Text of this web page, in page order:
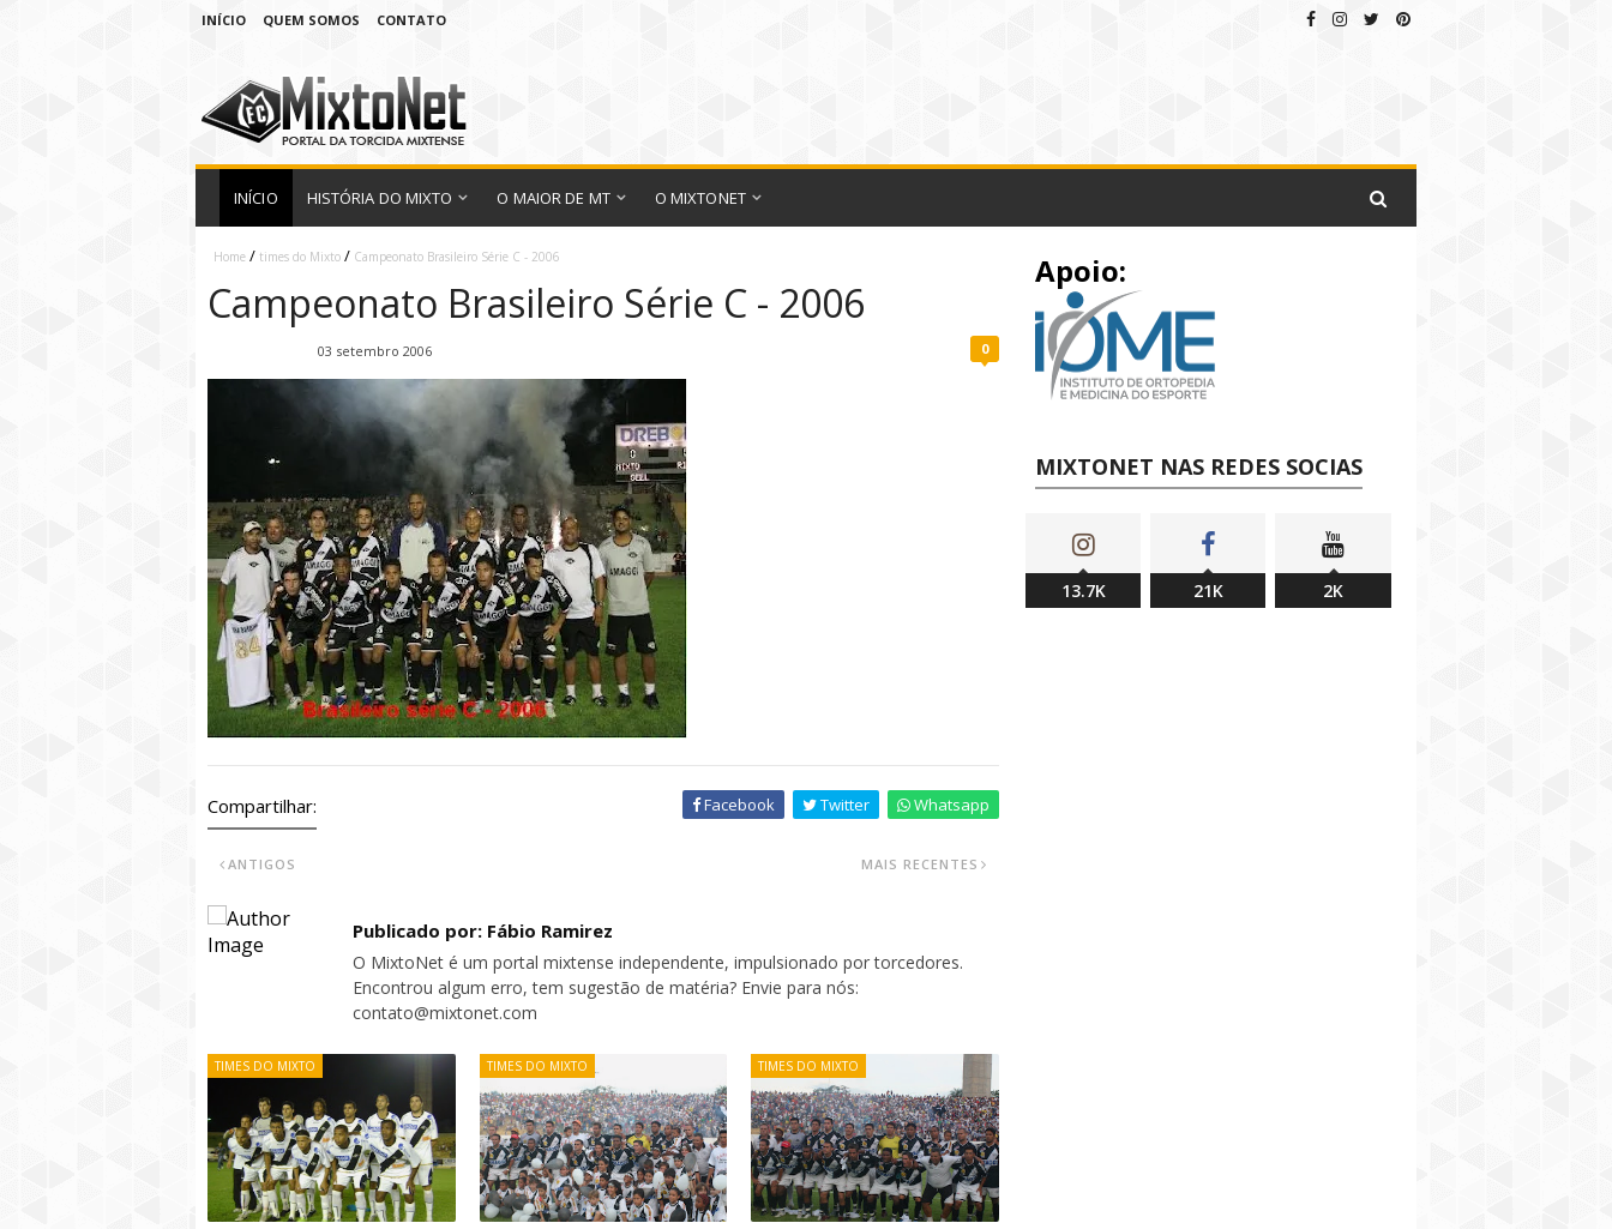
INÍCIO QUEM SOMOS CONTATO
INÍCIO HISTÓRIA DO MIXTO O MAIOR DE MT O MIXTONET
Home / times do Mixto / Campeonato Brasileiro Série C - 2006
Campeonato Brasileiro Série C - 2006
03 setembro 2006 0
Compartilhar: Facebook Twitter Whatsapp
MAIS RECENTES
ANTIGOS
Publicado por: Fábio Ramirez
O MixtoNet é um portal mixtense independente, impulsionado por torcedores.
Encontrou algum erro, tem sugestão de matéria? Envie para nós:
contato@mixtonet.com
TIMES DO MIXTO TIMES DO MIXTO TIMES DO MIXTO
Apoio:
MIXTONET NAS REDES SOCIAS
13.7K 21K 2K